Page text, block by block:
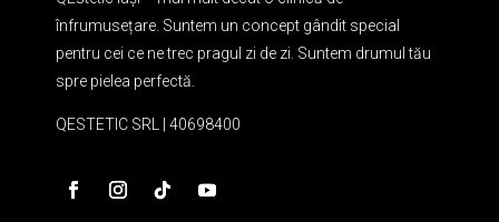
înfrumusețare. Suntem un concept gândit special
pentru cei ce ne trec pragul zi de zi. Suntem drumul tău
spre pielea perfectă.
QESTETIC SRL | 40698400